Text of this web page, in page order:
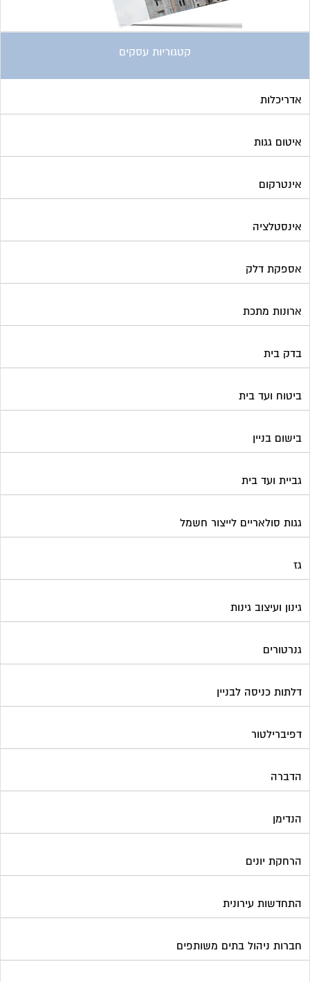
קטגוריות עסקים
אדריכלות
איטום גגות
אינטרקום
אינסטלציה
אספקת דלק
ארונות מתכת
בדק בית
ביטוח ועד בית
בישום בניין
גביית ועד בית
גגות סולאריים לייצור חשמל
גז
גינון ועיצוב גינות
גנרטורים
דלתות כניסה לבניין
דפיברילטור
הדברה
הנדימן
הרחקת יונים
התחדשות עירונית
חברות ניהול בתים משותפים